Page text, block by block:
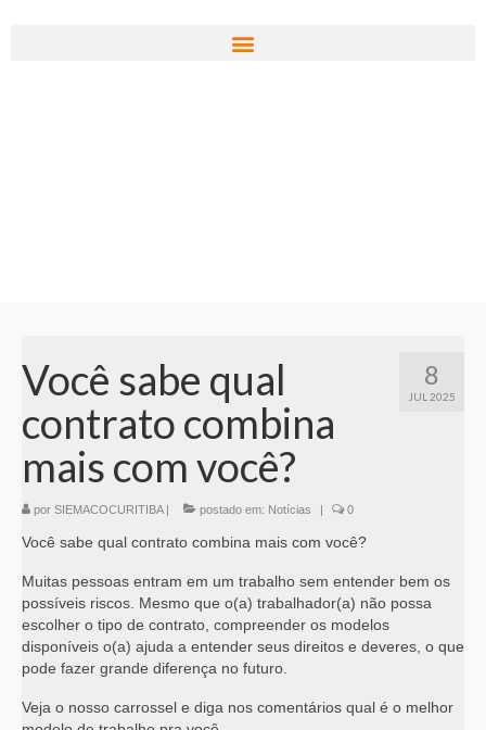
8
JUL 2025
Você sabe qual
contrato combina
mais com você?
por SIEMACOCURITIBA| postado em: Notícias | 0
Você sabe qual contrato combina mais com você?
Muitas pessoas entram em um trabalho sem entender bem os
possíveis riscos. Mesmo que o(a) trabalhador(a) não possa
escolher o tipo de contrato, compreender os modelos
disponíveis o(a) ajuda a entender seus direitos e deveres, o que
pode fazer grande diferença no futuro.
Veja o nosso carrossel e diga nos comentários qual é o melhor